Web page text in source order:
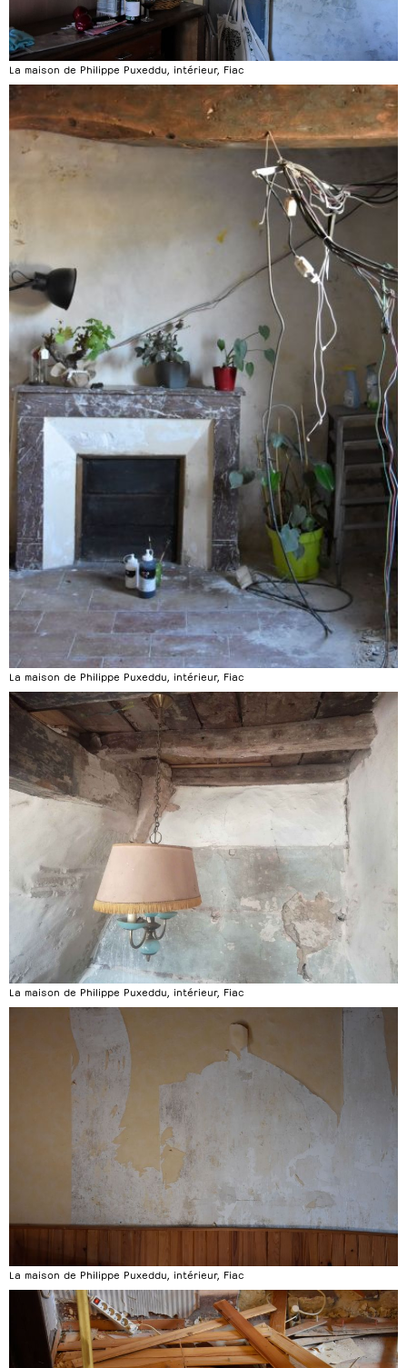
La maison de Philippe Puxeddu, intérieur, Fiac
La maison de Philippe Puxeddu, intérieur, Fiac
La maison de Philippe Puxeddu, intérieur, Fiac
La maison de Philippe Puxeddu, intérieur, Fiac